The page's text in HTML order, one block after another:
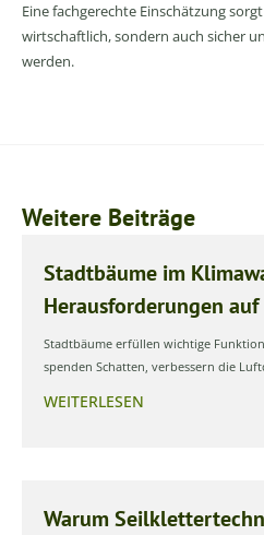
Eine fachgerechte Einschätzung
wirtschaftlich, sondern auch sicher
werden.
Weitere Beiträge
Stadtbäume im
Herausforderungen
Stadtbäume erfüllen wichtige
spenden Schatten, verbessern die
WEITERLESEN
Warum